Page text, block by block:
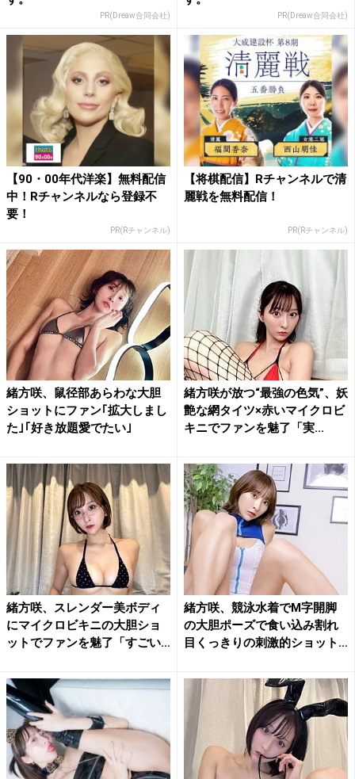
PR(Dreaw合同会社) PR(Dreaw合同会社)
【90・00年代洋楽】無料配信
中！Rチャンネルなら登録不
要！
PR(Rチャンネル)
【将棋配信】Rチャンネルで清
麗戦を無料配信！
PR(Rチャンネル)
緒方咲、鼠径部あらわな大胆
ショットにファン｢拡大しまし
た｣｢好き放題愛でたい｣
緒方咲が放つ“最強の色気”、妖
艶な網タイツ×赤いマイクロビ
キニでファンを魅了「実...
緒方咲、スレンダー美ボディ
にマイクロビキニの大胆ショ
ットでファンを魅了「すごい
緒方咲、競泳水着でM字開脚
の大胆ポーズで食い込み割れ
目くっきりの刺激的ショット